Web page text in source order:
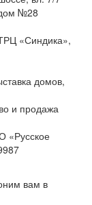
№28
«Синдика»,
домов,
и продажа
«Русское
вам в